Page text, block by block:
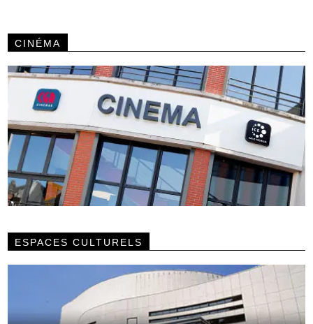
CINÉMA
ESPACES CULTURELS